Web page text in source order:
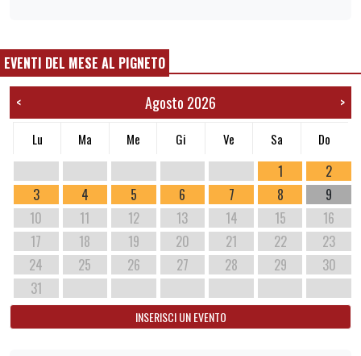
EVENTI DEL MESE AL PIGNETO
< Agosto 2026 >
Lu Ma Me Gi Ve Sa Do
1
2
3
4 5 6 7 8
9
10
11 12 13 14 15
16
17
18 19 20 21 22
23
24
25 26 27 28 29
30
31
INSERISCI UN EVENTO